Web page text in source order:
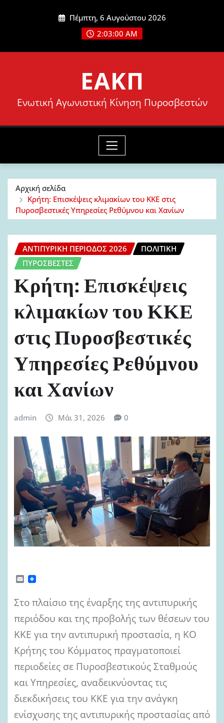
Πέμπτη, 6 Αυγούστου 2026
2:03:02 AM
ΕΑΚΠ
Ενωτική Αγωνιστική Κίνηση Πυροσβεστών
Αρχική σελίδα
Κρήτη: Επισκέψεις κλιμακίων του ΚΚΕ στις
Πυροσβεστικές Υπηρεσίες Ρεθύμνου και Χανίων
ΑΝΤΙΠΥΡΙΚΉ ΠΕΡΊΟΔΟΣ 2026
ΠΟΛΙΤΙΚΉ
ΠΥΡΟΣΒΈΣΤΕΣ
Κρήτη: Επισκέψεις
κλιμακίων του ΚΚΕ
στις Πυροσβεστικές
Υπηρεσίες Ρεθύμνου
και Χανίων
admin Μάι 31, 2026 0
E
i
Στο πλαίσιο της έναρξης της αντιπυρικής
περιόδου και της προβολής των θέσεων του
ΚΚΕ για την αντιπυρική προστασία, η ΚΟ
Κρήτης του Κόμματος πραγματοποιεί
περιοδείες σε Πυροσβεστικούς Σταθμούς
και Υπηρεσίες, αναδεικνύοντας τις
διεκδικήσεις του ΚΚΕ για την ανάγκη
ενίσχυσης της αντιπυρικής προστασίας από